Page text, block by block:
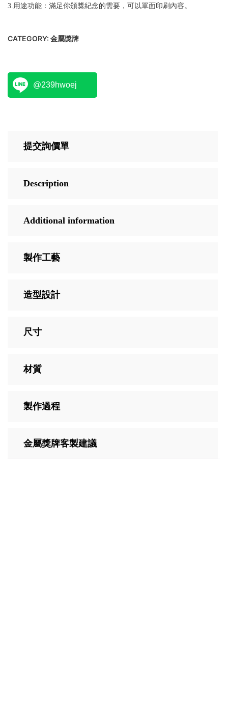
3.用途功能：滿足你頒獎紀念的需要，可以單面印刷內容。
CATEGORY: 金屬獎牌
@239hwoej
提交詢價單
Description
Additional information
製作工藝
造型設計
尺寸
材質
製作過程
金屬獎牌客製建議